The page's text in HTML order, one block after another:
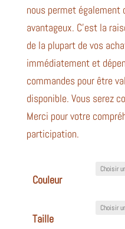
nous permet
avantageux. C’est la
de la plupart de vos
immédiatement et
commandes pour être
disponible. Vous serez
Merci pour votre
participation.
Couleur
Taille